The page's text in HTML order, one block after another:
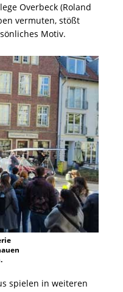
Overbeck (Roland
vermuten, stößt
Motiv.
spielen in weiteren